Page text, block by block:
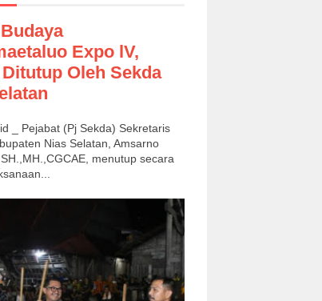
Expo lV,
Oleh Sekda
_ Pejabat (Pj Sekda) Sekretaris
Nias Selatan, Amsarno
menutup secara